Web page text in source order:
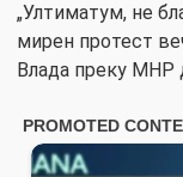
„Ултиматум, не
мирен протест
Влада преку МНР